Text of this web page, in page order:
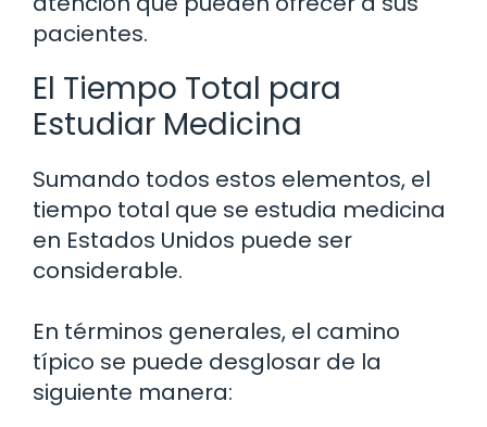
pacientes.
El Tiempo Total para
Estudiar Medicina
Sumando todos estos elementos, el
tiempo total que se estudia medicina
en Estados Unidos puede ser
considerable.
En términos generales, el camino
típico se puede desglosar de la
siguiente manera: